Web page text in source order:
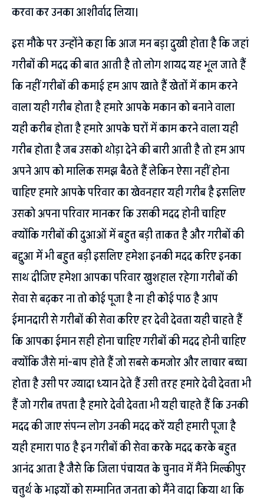
करवा कर उनका आशीर्वाद लिया।
इस मौके पर उन्होंने कहा कि आज मन बड़ा दुखी होता है कि जहां
गरीबों की मदद की बात आती है तो लोग शायद यह भूल जाते हैं
कि नहीं गरीबों की कमाई हम आप खाते हैं खेतों में काम करने
वाला यही गरीब होता है हमारे आपके मकान को बनाने वाला
यही करीब होता है हमारे आपके घरों में काम करने वाला यही
गरीब होता है जब उसको थोड़ा देने की बारी आती है तो हम आप
अपने आप को मालिक समझ बैठते हैं लेकिन ऐसा नहीं होना
चाहिए हमारे आपके परिवार का खेवनहार यही गरीब है इसलिए
उसको अपना परिवार मानकर कि उसकी मदद होनी चाहिए
क्योंकि गरीबों की दुआओं में बहुत बड़ी ताकत है और गरीबों की
बद्दुआ में भी बहुत बड़ी इसलिए हमेशा इनकी मदद करिए इनका
साथ दीजिए हमेशा आपका परिवार खुशहाल रहेगा गरीबों की
सेवा से बढ़कर ना तो कोई पूजा है ना ही कोई पाठ है आप
ईमानदारी से गरीबों की सेवा करिए हर देवी देवता यही चाहते हैं
कि आपका ईमान सही होना चाहिए गरीबों की मदद होनी चाहिए
क्योंकि जैसे मां-बाप होते हैं जो सबसे कमजोर और लाचार बच्चा
होता है उसी पर ज्यादा ध्यान देते हैं उसी तरह हमारे देवी देवता भी
हैं जो गरीब तपता है हमारे देवी देवता भी यही चाहते हैं कि उनकी
मदद की जाए संपन्न लोग उनकी मदद करें यही हमारी पूजा है
यही हमारा पाठ है इन गरीबों की सेवा करके मदद करके बहुत
आनंद आता है जैसे कि जिला पंचायत के चुनाव में मैंने मिल्कीपुर
चतुर्थ के भाइयों को सम्मानित जनता को मैंने वादा किया था कि